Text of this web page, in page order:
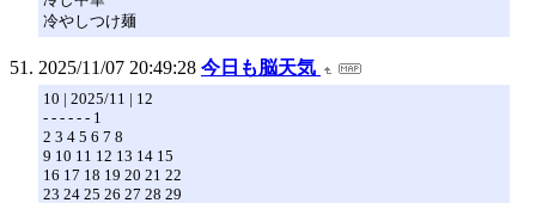
冷やしつけ麺
2025/11/07 20:49:28 今日も脳天気
10 | 2025/11 | 12
- - - - - - 1
2 3 4 5 6 7 8
9 10 11 12 13 14 15
16 17 18 19 20 21 22
23 24 25 26 27 28 29